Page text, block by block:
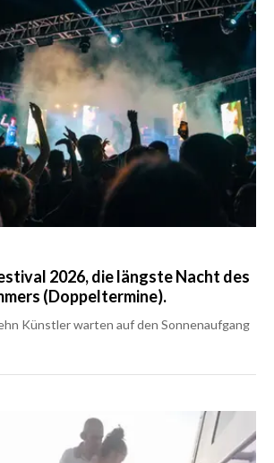
2026, die längste Nacht des
(Doppeltermine).
Künstler warten auf den Sonnenaufgang